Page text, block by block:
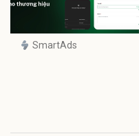
SmartAds